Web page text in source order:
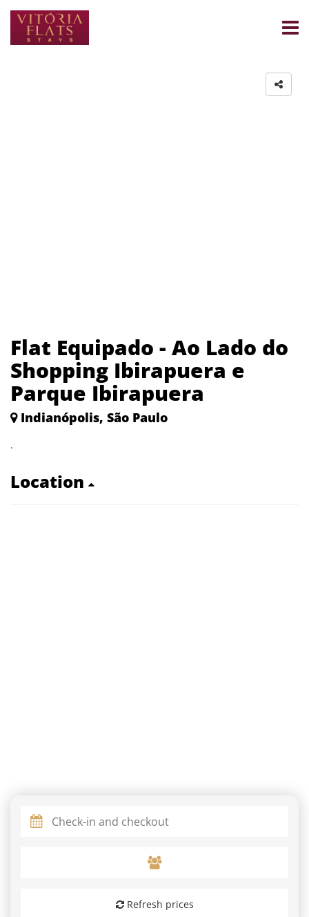
Flat Equipado - Ao Lado do
Shopping Ibirapuera e
Parque Ibirapuera
Indianópolis, São Paulo
.
Location
Refresh prices